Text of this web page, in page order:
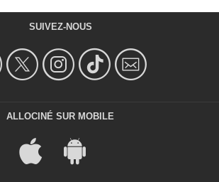
SUIVEZ-NOUS
ALLOCINÉ SUR MOBILE